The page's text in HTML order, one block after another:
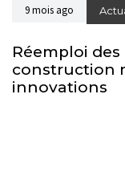
9 mois ago
Réemploi
construction
innovations